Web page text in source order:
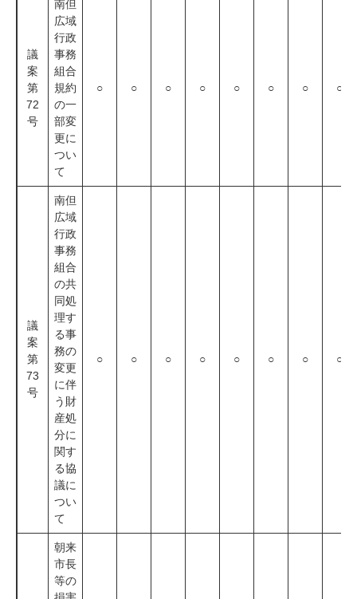
議
案
第
72
号
南但
広域
行政
事務
組合
規約
の一
部変
更に
つい
て
○ ○ ○ ○ ○ ○ ○ ○
議
案
第
73
号
南但
広域
行政
事務
組合
の共
同処
理す
る事
務の
変更
に伴
う財
産処
分に
関す
る協
議に
つい
て
○ ○ ○ ○ ○ ○ ○ ○
朝来
市長
等の